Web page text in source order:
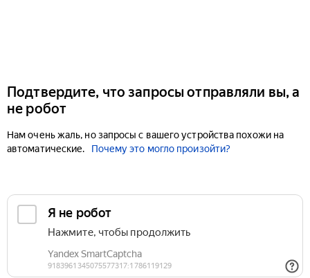
Подтвердите, что запросы отправляли вы, а
не робот
Нам очень жаль, но запросы с вашего устройства похожи на
автоматические.
Почему это могло произойти?